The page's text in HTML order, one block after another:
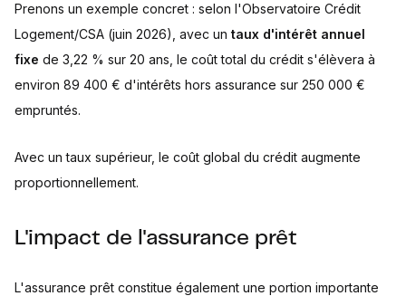
Prenons un exemple concret : selon l'Observatoire Crédit
Logement/CSA (juin 2026), avec un taux d'intérêt annuel
fixe de 3,22 % sur 20 ans, le coût total du crédit s'élèvera à
environ 89 400 € d'intérêts hors assurance sur 250 000 €
empruntés.
Avec un taux supérieur, le coût global du crédit augmente
proportionnellement.
L'impact de l'assurance prêt
L'assurance prêt constitue également une portion importante